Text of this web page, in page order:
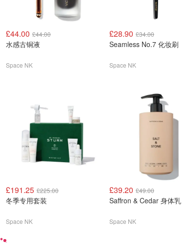
£44.00 £44.00
水感古铜液
Space NK
£28.90 £34.00
Seamless No.7 化妆刷
Space NK
£191.25 £225.00
冬季专用套装
Space NK
£39.20 £49.00
Saffron & Cedar 身体乳
Space NK